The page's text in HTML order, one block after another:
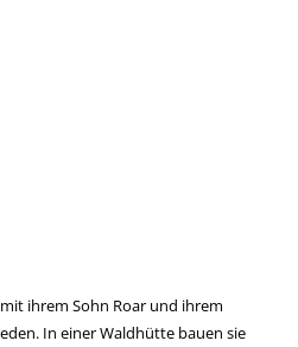
ihrem Sohn Roar und ihrem
In einer Waldhütte bauen sie